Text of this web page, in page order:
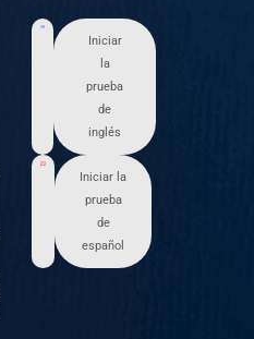
Iniciar
la
prueba
de
inglés
Iniciar la
prueba
de
español